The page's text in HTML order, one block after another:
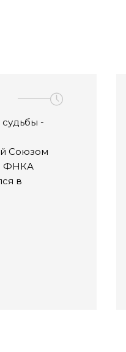
-
Союзом
ФНКА
в